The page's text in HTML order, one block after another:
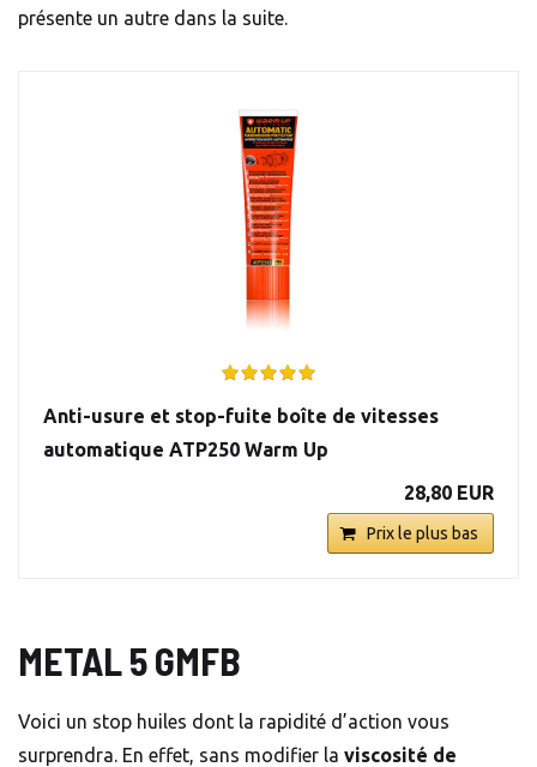
présente un autre dans la suite.
Anti-usure et stop-fuite boîte de vitesses
automatique ATP250 Warm Up
28,80 EUR
Prix le plus bas
METAL 5 GMFB
Voici un stop huiles dont la rapidité d’action vous
surprendra. En effet, sans modifier la viscosité de